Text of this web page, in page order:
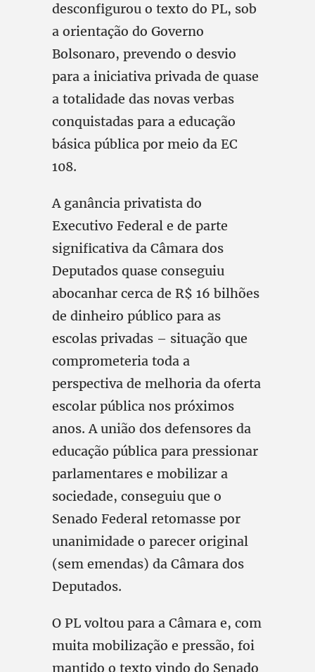
desconfigurou o texto do PL, sob
a orientação do Governo
Bolsonaro, prevendo o desvio
para a iniciativa privada de quase
a totalidade das novas verbas
conquistadas para a educação
básica pública por meio da EC
108.
A ganância privatista do
Executivo Federal e de parte
significativa da Câmara dos
Deputados quase conseguiu
abocanhar cerca de R$ 16 bilhões
de dinheiro público para as
escolas privadas – situação que
comprometeria toda a
perspectiva de melhoria da oferta
escolar pública nos próximos
anos. A união dos defensores da
educação pública para pressionar
parlamentares e mobilizar a
sociedade, conseguiu que o
Senado Federal retomasse por
unanimidade o parecer original
(sem emendas) da Câmara dos
Deputados.
O PL voltou para a Câmara e, com
muita mobilização e pressão, foi
mantido o texto vindo do Senado